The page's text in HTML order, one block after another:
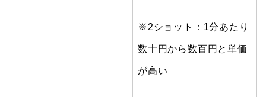
※2ショット：1分あたり
数十円から数百円と単価
が高い